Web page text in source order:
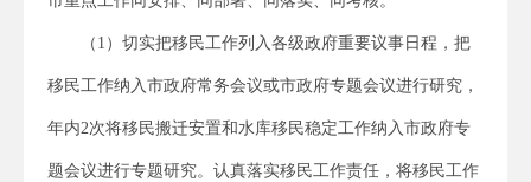
（1）切实把移民工作列入各级政府重要议事日程，把
移民工作纳入市政府常务会议或市政府专题会议进行研究，
年内2次将移民搬迁安置和水库移民稳定工作纳入市政府专
题会议进行专题研究。认真落实移民工作责任，将移民工作